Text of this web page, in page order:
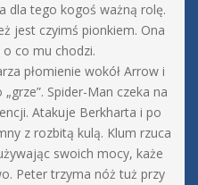
dla tego kogoś ważną rolę.
jest czyimś pionkiem. Ona
co mu chodzi.
płomienie wokół Arrow i
Spider-Man czeka na
Atakuje Berkharta i po
z rozbitą kulą. Klum rzuca
swoich mocy, każe
Peter trzyma nóż tuż przy